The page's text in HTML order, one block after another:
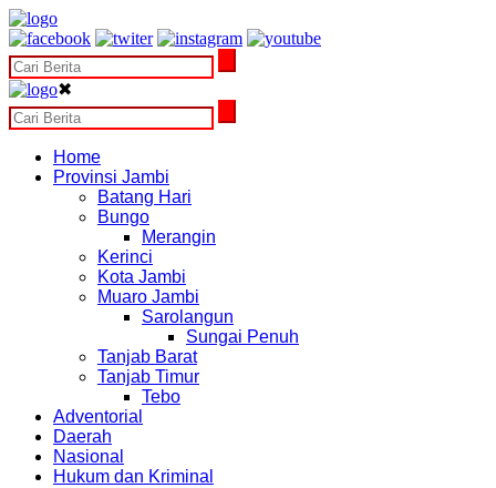
✖
Home
Provinsi Jambi
Batang Hari
Bungo
Merangin
Kerinci
Kota Jambi
Muaro Jambi
Sarolangun
Sungai Penuh
Tanjab Barat
Tanjab Timur
Tebo
Adventorial
Daerah
Nasional
Hukum dan Kriminal